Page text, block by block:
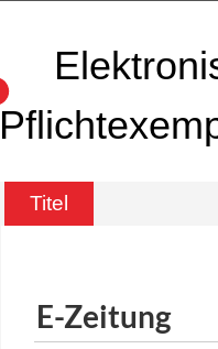
Titel
E-Zeitung